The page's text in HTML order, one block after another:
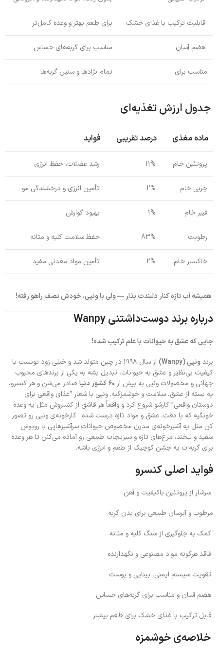
قابلیت ترکیب با غذای خشک برای طعم بهتر و وعده کامل‌تر
هضم آسان مناسب برای گربه‌های حساس
مناسب برای تمام نژادها و سنین گربه‌ها
جدول ارزش تغذیه‌ای
ماده مغذی درصد تقریبی فواید
پروتئین خام 11% رشد عضلات، حفظ انرژی
چربی خام 2% تأمین انرژی و درخشندگی مو
فیبر خام 1% بهبود گوارش
رطوبت 83% حفظ سلامت کلیه و مثانه
خاکستر خام 2% تأمین مواد معدنی مفید
همیشه آب تازه کنار دلبندت بذار — ولی با ونپی، خودش نصف راهو رفته!
درباره برند دوست‌داشتنیWanpy
جایی که عشق به حیوانات با علم ترکیب شده!
برندونپی (Wanpy)
از سال ۱۹۹۸ در چین متولد شد و خیلی زود تونست با
کیفیت بی‌نظیر و عشق به حیوانات، تبدیل بشه به یکی از برندهای محبوب
جهانی و محصولات ونپی به بیش از ۶۰ کشور دنیا
صادر می‌شن و هر کنسرو،
یه بسته از عشق، سلامت و خوشمزگیه. ونپی با شعار “غذای واقعی برای
دوستان واقعی” کارشو شروع کرد و واقعاً هر قاشق از کنسروش مثل یه وعده
خونگیه که با دقت، عشق و مواد تازه درست شده . کارخونه‌ی ونپی رو تصور
کن مثل یه آشپزخونه‌ی مدرن مخصوص حیوانات سرآشپزهایی با روپوش
سفید و لبخند، مرغ‌های تازه و سبزیجات طبیعی رو آماده می‌کنن تا هر وعده
برای گربه‌ات یه جشن کوچیک از طعم و انرژی باشه.
فواید اصلی کنسرو
سرشار از پروتئین باکیفیت و آهن
مرطوب و آبرسان طبیعی برای بدن گربه
کمک به جلوگیری از سنگ کلیه و مثانه
فاقد هرگونه مواد مصنوعی و نگهدارنده
تقویت سیستم ایمنی، بینایی و پوست
هضم آسان و مناسب برای گربه‌های حساس
قابل ترکیب با غذای خشک برای طعم بیشتر
خلاصه‌ی خوشمزه